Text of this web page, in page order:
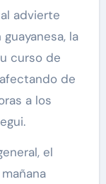
advierte
la
curso de
de
a los
el